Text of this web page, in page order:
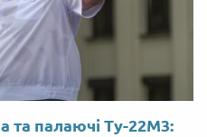
та палаючі Ту-22М3: